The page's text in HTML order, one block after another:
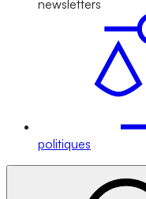
newsletters
politiques